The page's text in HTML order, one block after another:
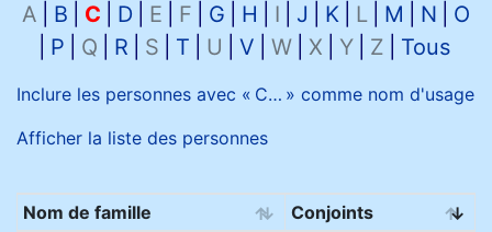
A B C D E F G H I J K L M N
O
P
Q R S T U V W X Y Z Tous
Inclure les personnes avec « C… » comme nom d'usage
Afficher la liste des personnes
Nom de famille
Conjoints